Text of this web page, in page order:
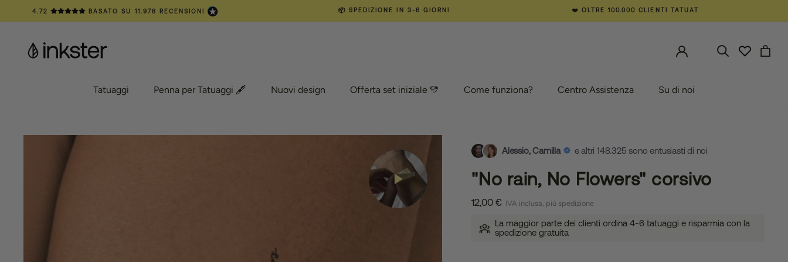
al
4.72 BASATO SU 11.978 RECENSIONI 📦 SPEDIZIONE IN 3-6 GIORNI ❤️ OLTRE 100.000 CLIENTI TATUAT
Tatuaggi
Tatuaggi
Penna per Tatuaggi 🖋️
Penna per Tatuaggi 🖋️
Nuovi design
Nuovi design
Offerta set iniziale 💛 Come funziona? Centro Assistenza Su di noi
Alessio, Camilla e altri 148.325 sono entusiasti di noi
"No rain, No Flowers" corsivo
12,00 € IVA inclusa, più spedizione
La maggior parte dei clienti ordina 4-6 tatuaggi e risparmia con la
spedizione gratuita